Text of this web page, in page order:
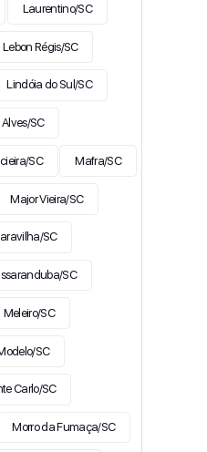
Laurentino/SC
Lebon Régis/SC
Lindóia do Sul/SC
SC
SC Mafra/SC
Major Vieira/SC
SC
SC
Meleiro/SC
SC
Carlo/SC
Morro da Fumaça/SC